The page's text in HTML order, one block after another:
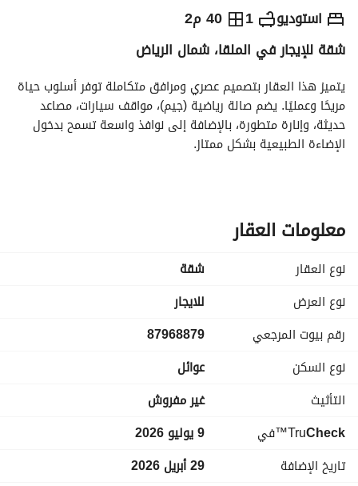
استوديو 1 40 م2 ⃁
6,590شهرياً
الإعلان الاماكن القريبة
شقة للإيجار في الملقا، شمال الرياض
الإضاءة الطبيعية بشكل ممتاز.
بالقرب من بوليفارد رياض سيتي.
بالقرب من وندر جاردن الرياض.
بالقرب من المسار الرياضي.
بالقرب من مترو الرياض.
والخدمات ووسائل النقل.
معلومات العقار
نوع العقار
شقة
نوع العرض
للايجار
رقم بيوت المرجعي
87968879
نوع السكن
عوائل
التأثيث
غير مفروش
™TruCheck في
9 يوليو 2026
تاريخ الإضافة
29 أبريل 2026